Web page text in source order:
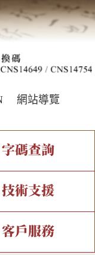
網站導覽
字庫現況
名詞介紹
字碼查詢
部件查詢
注音查詢
技術支援
解決方案
客戶服務